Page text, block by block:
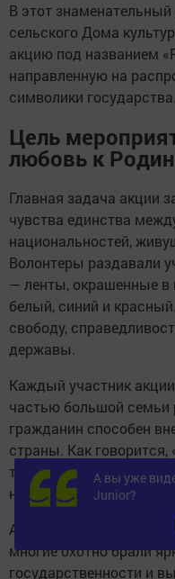
В этот
сельского Дома
акцию под названием
направленную на
символики государства.
Цель
любовь к
Главная задача акции
чувства единства
национальностей,
Волонтеры раздавали
— ленты, окрашенные в
белый, синий и
свободу,
державы.
Каждый участник
частью большой семьи
гражданин способен
страны. Как говорится,
труда, гражданской
настоящее и будущее
Акция вызвала живой
многие охотно брали
государственности и
А вы уже
Junior?